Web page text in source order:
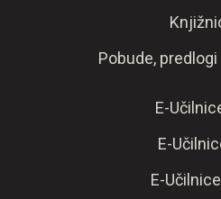
Pobude,
E-
E-
E-